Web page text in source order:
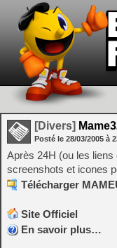
[Divers]
Posté le 28/03/2005 à
Après 24H (ou les
screenshots et icones
Télécharger
Site Officiel
En savoir plus…